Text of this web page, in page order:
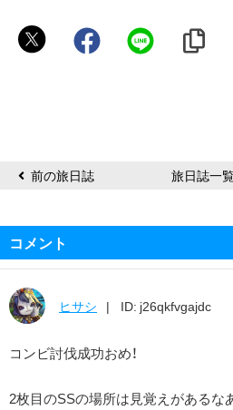
も
前の旅日誌 旅日誌一
コメント
ヒサシ ID: j26qkfvgajdc
コンビ討伐成功おめ！
2枚目のSSの場所は見覚えがあるな